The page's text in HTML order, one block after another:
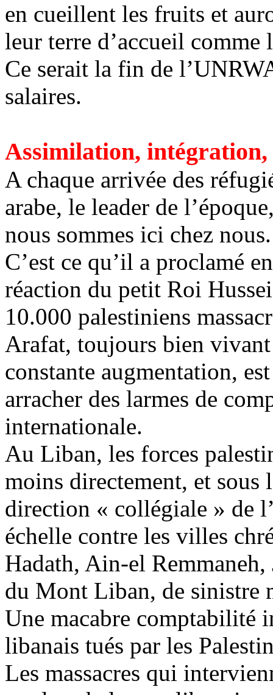
en cueillent les fruits et
leur terre d’accueil comme
Ce serait la fin de
salaires.
Assimilation, intégration,
A chaque arrivée des
arabe, le leader de
nous sommes ici chez nous.
C’est ce qu’il a proclamé
réaction du petit Roi
10.000 palestiniens
Arafat, toujours bien vivant
constante augmentation,
arracher des larmes de
internationale.
Au Liban, les forces
moins directement, et sous
direction « collégiale » de
échelle contre les villes
Hadath, Ain-el Remmaneh,
du Mont Liban, de sinistre
Une macabre comptabilité
libanais tués par les
Les massacres qui